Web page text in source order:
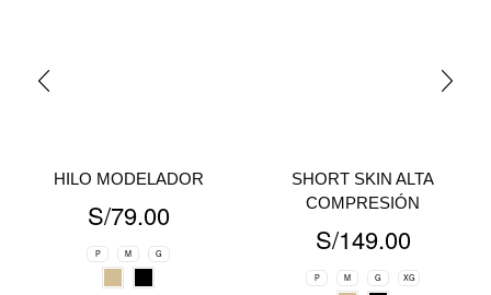
HILO MODELADOR
S/79.00
P M G
SHORT SKIN ALTA
COMPRESIÓN
S/149.00
P M G XG